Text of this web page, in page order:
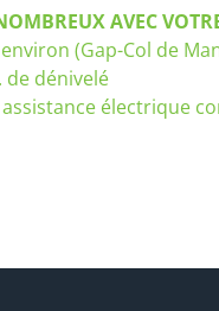
AVEC
(Gap-Col de
de dénivelé
assistance électrique